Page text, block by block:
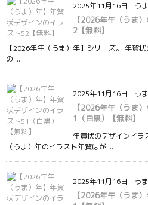
2025年11月16日 : う
【2026年午（うま
2【無料】
【2026年午（うま）年】シリーズ。 年賀
の ...
2025年11月16日 : う
【2026年午（うま
1（白黒）【無料】
年賀状のデザインイ
（うま）年のイラスト年賀はが ...
2025年11月16日 : う
【2026年午（うま